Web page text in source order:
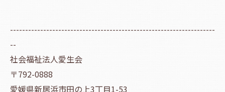
--------------------------------------------------------------------
--
社会福祉法人愛生会
〒792-0888
愛媛県新居浜市田の上3丁目1-53